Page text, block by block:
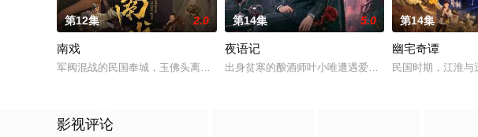
第12集 2.0
南戏
军阀混战的民国奉城，玉佛头离奇失窃，戏班主横尸戏台，将冷血少帅许又安与昆曲名伶荣
第14集 5.0
夜语记
出身贫寒的酿酒师叶小唯遭遇爱人程桉、恩师林晚媚的
第14集
幽宅奇谭
民国时期，江淮与
影视评论